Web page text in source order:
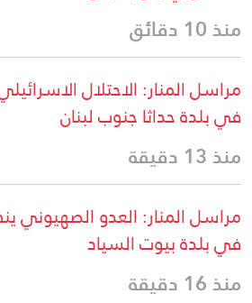
منذ 10 دقائق
مراسل المنار: الاحتلال
في بلدة حداثا جنوب لبنان
منذ 13 دقيقة
مراسل المنار: العدو الصهيوني
في بلدة بيوت السياد
منذ 16 دقيقة